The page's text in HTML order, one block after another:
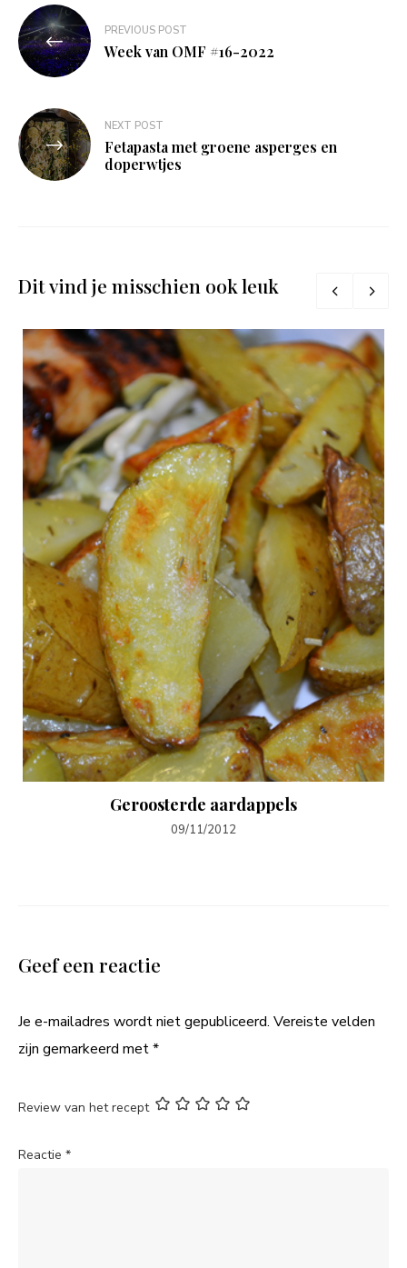
Bericht
navigatie
PREVIOUS POST
Week van OMF #16-2022
NEXT POST
Fetapasta met groene asperges en
doperwtjes
Dit vind je misschien ook leuk
Geroosterde aardappels
09/11/2012
Geef een reactie
Je e-mailadres wordt niet gepubliceerd. Vereiste velden
zijn gemarkeerd met*
Review van het recept
Reactie *